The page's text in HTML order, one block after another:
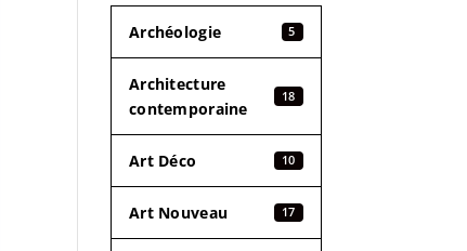
Archéologie 5
Architecture
contemporaine
18
Art Déco 10
Art Nouveau 17